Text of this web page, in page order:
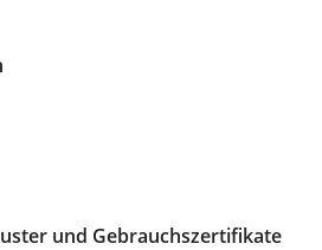
und Gebrauchszertifikate